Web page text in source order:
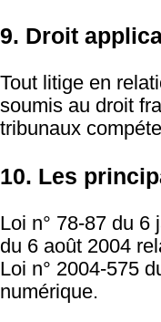
9. Droit
Tout litige en
soumis au droit
tribunaux
10. Les
Loi n° 78-87 du 6
du 6 août 2004
Loi n° 2004-575
numérique.